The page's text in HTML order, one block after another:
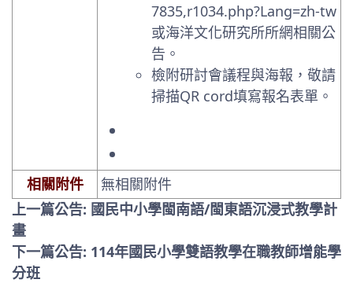
7835,r1034.php?Lang=zh-tw
或海洋文化研究所所網相關公
告。
檢附研討會議程與海報，敬請
掃描QR cord填寫報名表單。
相關附件
無相關附件
上一篇公告: 國民中小學閩南語/閩東語沉浸式教學計
畫
下一篇公告: 114年國民小學雙語教學在職教師增能學
分班